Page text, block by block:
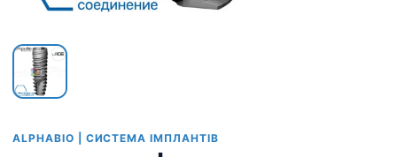
ALPHABIO | СИСТЕМА ІМПЛАНТІВ